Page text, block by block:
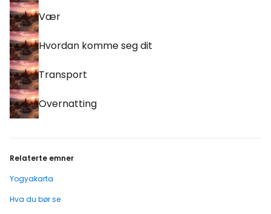
Vær
Hvordan komme seg dit
Transport
Overnatting
Relaterte emner
Yogyakarta
Hva du bør se